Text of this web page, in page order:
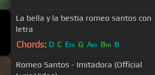
La bella y la bestia romeo santos con
letra
Chords: D C Em G Am Bm B
Romeo Santos - Imitadora (Official